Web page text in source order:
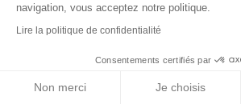
Travailler chez SideCare
Mentions légales
CGU & RGPD
Cookies
navigation, vous acceptez notre politique.
Lire la politique de confidentialité
Consentements certifiés par
Non merci Je choisis